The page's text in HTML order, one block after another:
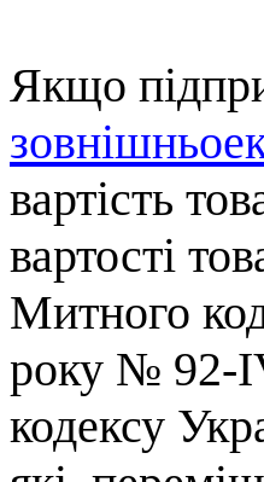
Якщо
вартість
вартості
Митного
року № 92-
кодексу